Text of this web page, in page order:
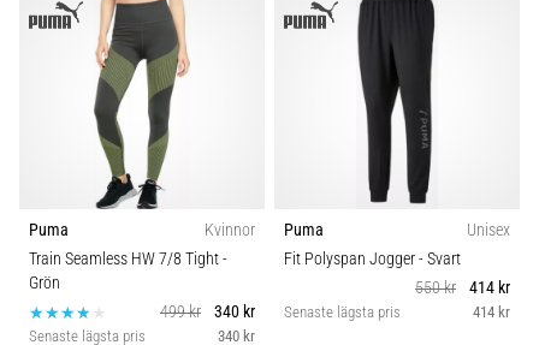
Puma
Kvinnor
Train Seamless HW 7/8 Tight-
Grön
499 kr
340 kr
Senaste lägsta pris 340 kr
Puma
Unisex
Fit Polyspan Jogger- Svart
550 kr
414 kr
Senaste lägsta pris 414 kr